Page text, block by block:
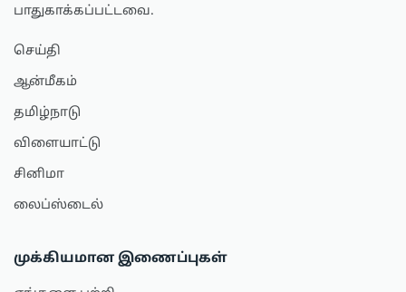
பாதுகாக்கப்பட்டவை.
செய்தி
ஆன்மீகம்
தமிழ்நாடு
விளையாட்டு
சினிமா
லைப்ஸ்டைல்
முக்கியமான இணைப்புகள்